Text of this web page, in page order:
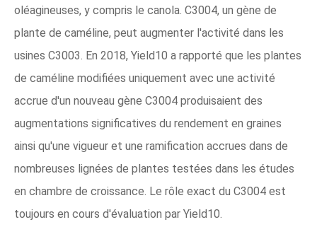
oléagineuses, y compris le canola. C3004, un gène de
plante de caméline, peut augmenter l'activité dans les
usines C3003. En 2018, Yield10 a rapporté que les plantes
de caméline modifiées uniquement avec une activité
accrue d'un nouveau gène C3004 produisaient des
augmentations significatives du rendement en graines
ainsi qu'une vigueur et une ramification accrues dans de
nombreuses lignées de plantes testées dans les études
en chambre de croissance. Le rôle exact du C3004 est
toujours en cours d'évaluation par Yield10.